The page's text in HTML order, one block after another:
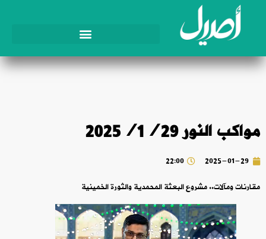
مواكب النور 2025/1/29
2025-01-29
22:00
مقارنات ومآلات.. مشروع البعثة المحمدية والثورة الخمينية